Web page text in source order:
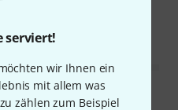
serviert!
wir Ihnen ein
mit allem was
zählen zum Beispiel
MELDEN